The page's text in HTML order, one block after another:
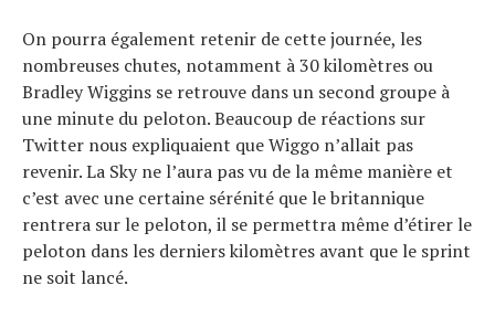
On pourra également retenir de cette journée, les
nombreuses chutes, notamment à 30 kilomètres ou
Bradley Wiggins se retrouve dans un second groupe à
une minute du peloton. Beaucoup de réactions sur
Twitter nous expliquaient que Wiggo n’allait pas
revenir. La Sky ne l’aura pas vu de la même manière et
c’est avec une certaine sérénité que le britannique
rentrera sur le peloton, il se permettra même d’étirer le
peloton dans les derniers kilomètres avant que le sprint
ne soit lancé.